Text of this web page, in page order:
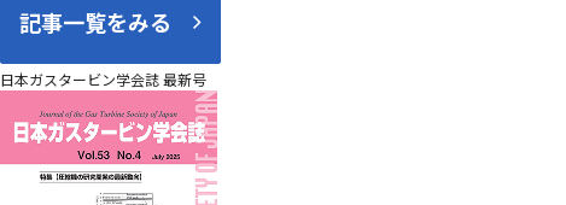
記事一覧をみる
日本ガスタービン学会誌 最新号